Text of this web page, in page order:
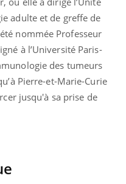
adulte et de greffe de
nommée Professeur
à l’Université Paris-
des tumeurs
Pierre-et-Marie-Curie
jusqu'à sa prise de